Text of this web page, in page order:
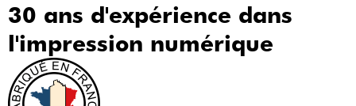
30 ans d'expérience dans
l'impression numérique